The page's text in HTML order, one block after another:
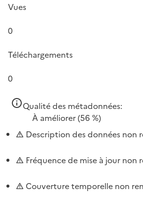
Vues
0
Téléchargements
0
Qualité des métadonnées:
À améliorer(56 %)
Description des données non
Fréquence de mise à jour non
Couverture temporelle non